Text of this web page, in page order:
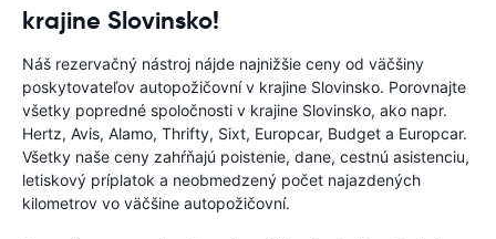
krajine Slovinsko!
Náš rezervačný nástroj nájde najnižšie ceny od väčšiny
poskytovateľov autopožičovní v krajine Slovinsko. Porovnajte
všetky popredné spoločnosti v krajine Slovinsko, ako napr.
Hertz, Avis, Alamo, Thrifty, Sixt, Europcar, Budget a Europcar.
Všetky naše ceny zahŕňajú poistenie, dane, cestnú asistenciu,
letiskový príplatok a neobmedzený počet najazdených
kilometrov vo väčšine autopožičovní.